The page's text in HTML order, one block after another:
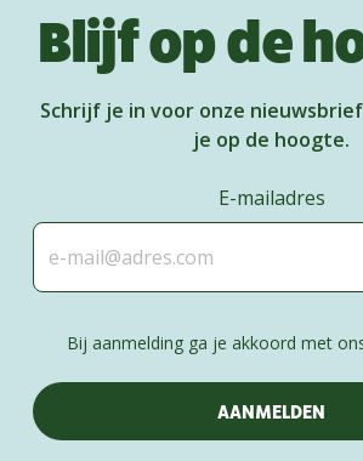
Blijf op de
Schrijf je in voor onze
je op de hoogte.
E-mailadres
Bij aanmelding ga je akkoord met